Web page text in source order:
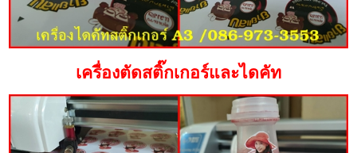
เครื่องตัดสติ๊กเกอร์และไดคัท